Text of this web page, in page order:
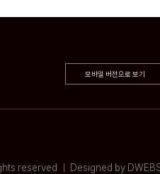
모바일 버전으로 보기
reserved ㅣ Designed by